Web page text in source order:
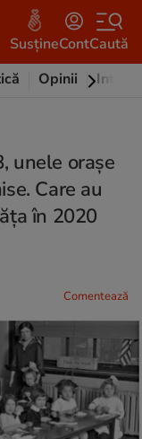
SusțineContCaută
Opinii
unele orașe
Care au
în 2020
Comentează